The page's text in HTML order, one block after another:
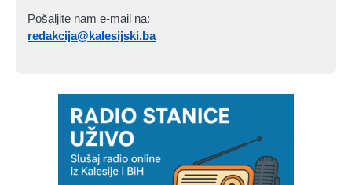
Pošaljite nam e-mail na:
redakcija@kalesijski.ba